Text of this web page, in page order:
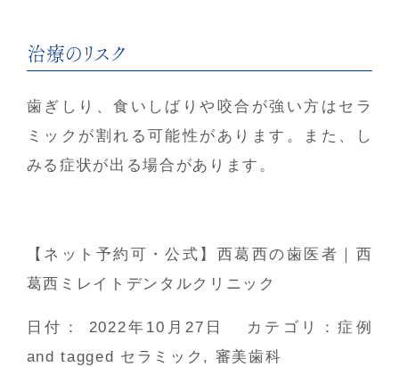
治療のリスク
歯ぎしり、食いしばりや咬合が強い方はセラ
ミックが割れる可能性があります。また、し
みる症状が出る場合があります。
【ネット予約可・公式】西葛西の歯医者｜西
葛西ミレイトデンタルクリニック
日付： 2022年10月27日 カテゴリ：症例
and tagged セラミック , 審美歯科